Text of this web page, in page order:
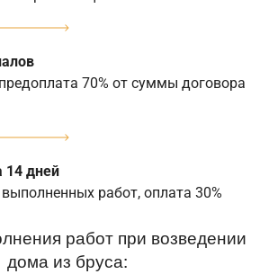
70% от суммы договора
14 дней
работ, оплата 30%
работ при возведении
дома из бруса: